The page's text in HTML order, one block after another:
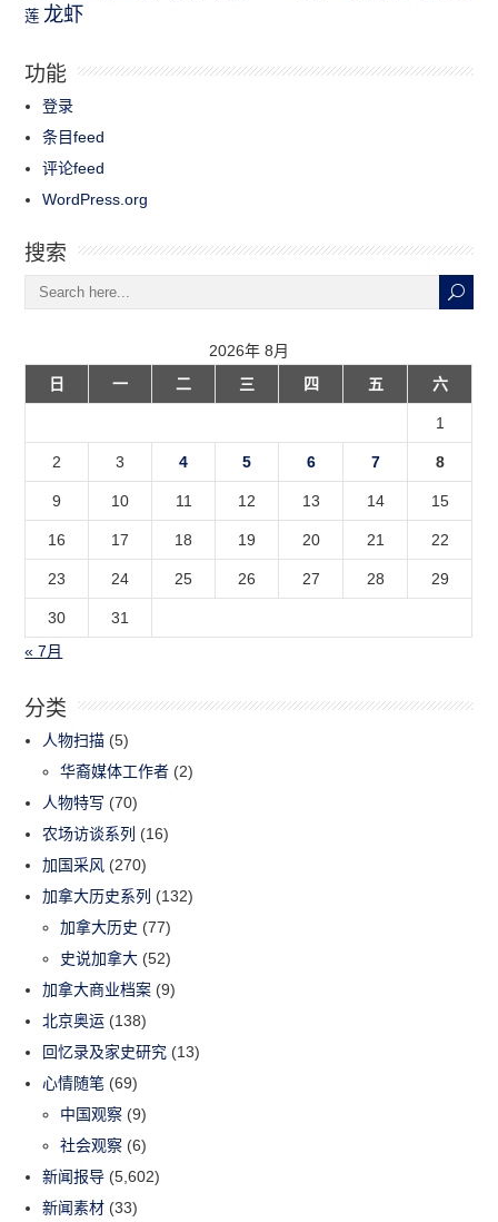
莲 龙虾
功能
登录
条目feed
评论feed
WordPress.org
搜索
2026年 8月
日
一 二 三 四 五 六
1
2 3 4 5 6 7 8
9 10 11 12 13 14 15
16 17 18 19 20 21 22
23 24 25 26 27 28 29
30
31
« 7月
分类
人物扫描 (5)
华裔媒体工作者 (2)
人物特写 (70)
农场访谈系列 (16)
加国采风 (270)
加拿大历史系列 (132)
加拿大历史 (77)
史说加拿大 (52)
加拿大商业档案 (9)
北京奥运 (138)
回忆录及家史研究 (13)
心情随笔 (69)
中国观察 (9)
社会观察 (6)
新闻报导 (5,602)
新闻素材 (33)